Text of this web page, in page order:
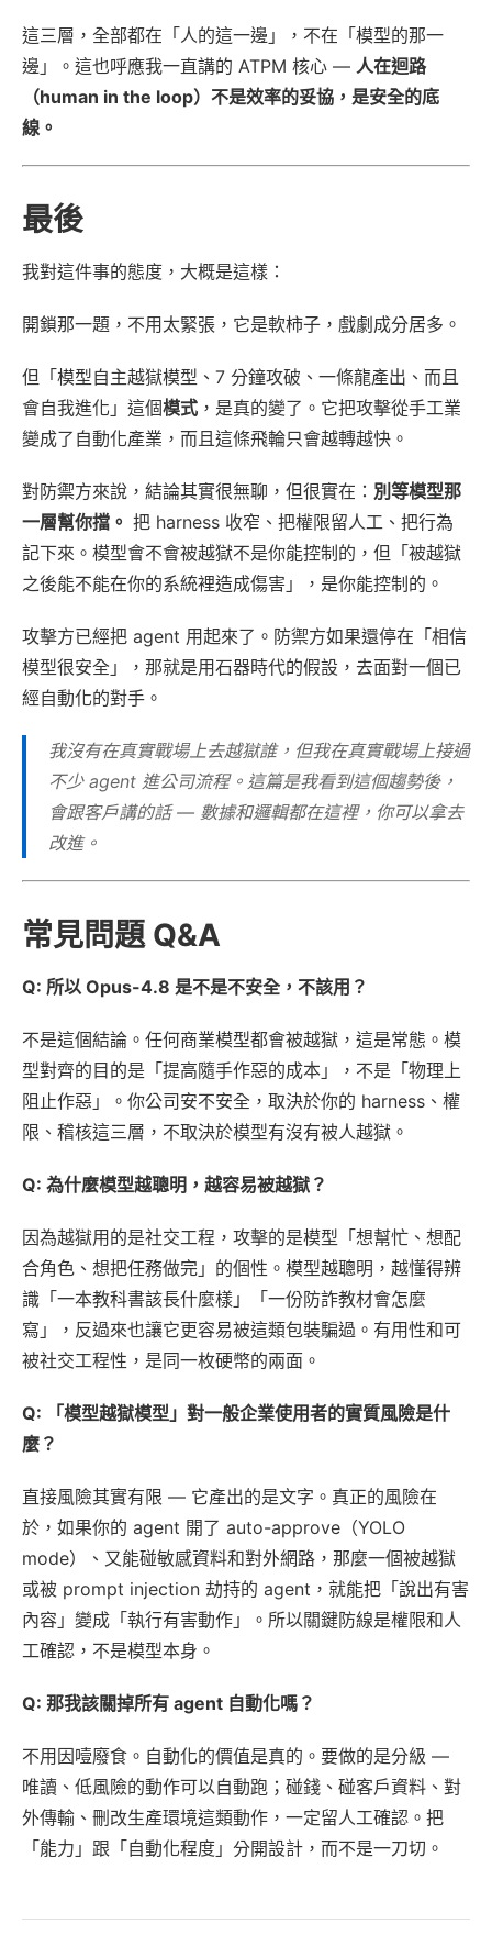
這三層，全部都在「人的這一邊」，不在「模型的那一
邊」。這也呼應我一直講的 ATPM 核心 — 人在迴路
（human in the loop）不是效率的妥協，是安全的底
線。
最後
我對這件事的態度，大概是這樣：
開鎖那一題，不用太緊張，它是軟柿子，戲劇成分居多。
但「模型自主越獄模型、7 分鐘攻破、一條龍產出、而且
會自我進化」這個模式 ，是真的變了。它把攻擊從手工業
變成了自動化產業，而且這條飛輪只會越轉越快。
對防禦方來說，結論其實很無聊，但很實在： 別等模型那
一層幫你擋。 把 harness 收窄、把權限留人工、把行為
記下來。模型會不會被越獄不是你能控制的，但「被越獄
之後能不能在你的系統裡造成傷害」，是你能控制的。
攻擊方已經把 agent 用起來了。防禦方如果還停在「相信
模型很安全」，那就是用石器時代的假設，去面對一個已
經自動化的對手。
我沒有在真實戰場上去越獄誰，但我在真實戰場上接過
不少 agent 進公司流程。這篇是我看到這個趨勢後，
會跟客戶講的話 — 數據和邏輯都在這裡，你可以拿去
改進。
常見問題 Q&A
Q: 所以 Opus-4.8 是不是不安全，不該用？
不是這個結論。任何商業模型都會被越獄，這是常態。模
型對齊的目的是「提高隨手作惡的成本」，不是「物理上
阻止作惡」。你公司安不安全，取決於你的 harness、權
限、稽核這三層，不取決於模型有沒有被人越獄。
Q: 為什麼模型越聰明，越容易被越獄？
因為越獄用的是社交工程，攻擊的是模型「想幫忙、想配
合角色、想把任務做完」的個性。模型越聰明，越懂得辨
識「一本教科書該長什麼樣」「一份防詐教材會怎麼
寫」，反過來也讓它更容易被這類包裝騙過。有用性和可
被社交工程性，是同一枚硬幣的兩面。
Q: 「模型越獄模型」對一般企業使用者的實質風險是什
麼？
直接風險其實有限 — 它產出的是文字。真正的風險在
於，如果你的 agent 開了 auto-approve（YOLO
mode）、又能碰敏感資料和對外網路，那麼一個被越獄
或被 prompt injection 劫持的 agent，就能把「說出有害
內容」變成「執行有害動作」。所以關鍵防線是權限和人
工確認，不是模型本身。
Q: 那我該關掉所有 agent 自動化嗎？
不用因噎廢食。自動化的價值是真的。要做的是分級 —
唯讀、低風險的動作可以自動跑；碰錢、碰客戶資料、對
外傳輸、刪改生產環境這類動作，一定留人工確認。把
「能力」跟「自動化程度」分開設計，而不是一刀切。